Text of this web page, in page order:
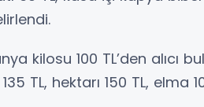
kilosu 100 TL’den alıcı
TL, hektarı 150 TL, elma